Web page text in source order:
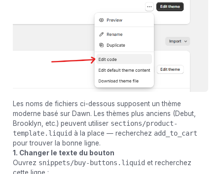
Les noms de fichiers ci-dessous supposent un thème
moderne basé sur Dawn. Les thèmes plus anciens (Debut,
Brooklyn, etc.) peuvent utiliser sections/product-
template.liquid à la place — recherchez add_to_cart
pour trouver la bonne ligne.
1. Changer le texte du bouton
Ouvrez snippets/buy-buttons.liquid et recherchez